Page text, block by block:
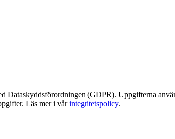
(GDPR). Uppgifterna
Läs mer i vår integritetspolicy.